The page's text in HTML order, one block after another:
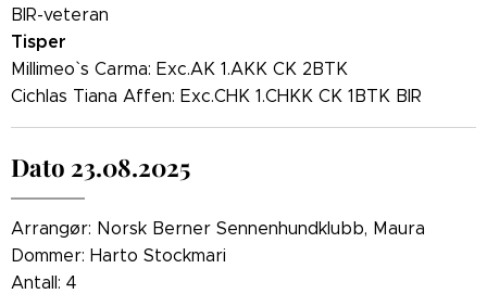
BIR-veteran
Tisper
Millimeo` s Carma: Exc.AK 1.AKK CK 2BTK
Cichlas Tiana Affen: Exc.CHK 1.CHKK CK 1BTK BIR
Dato 23.08.2025
Arrangør: Norsk Berner Sennenhundklubb, Maura
Dommer: Harto Stockmari
Antall: 4